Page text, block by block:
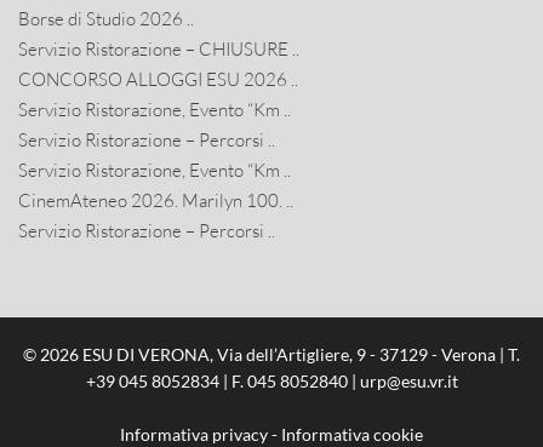
Borse di Studio 2026 ..
Servizio Ristorazione – CHIUSURE ..
CONCORSO ALLOGGI ESU 2026 ..
Servizio Ristorazione, Evento “Km ..
Servizio Ristorazione – Percorsi ..
Servizio Ristorazione, Evento “Km ..
CinemAteneo 2026. Marilyn 100. ..
Servizio Ristorazione – Percorsi ..
© 2026 ESU DI VERONA, Via dell’Artigliere, 9 - 37129 - Verona | T.
+39 045 8052834| F. 045 8052840 | urp@esu.vr.it
Informativa privacy- Informativa cookie